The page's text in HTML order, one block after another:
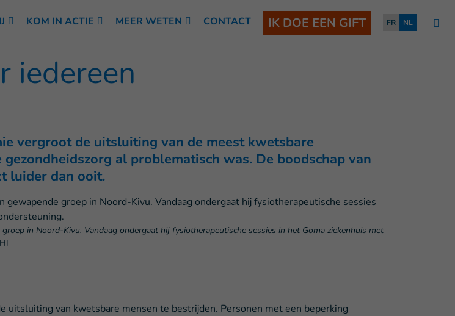
KOM IN ACTIE MEER WETEN CONTACT IK DOE EEN GIFT FR NL
iedereen
vergroot de uitsluiting van de meest kwetsbare
al problematisch was. De boodschap van
luider dan ooit.
in Noord-Kivu. Vandaag ondergaat hij fysiotherapeutische sessies in het Goma ziekenhuis met
uitsluiting van kwetsbare mensen te bestrijden. Personen met een beperking